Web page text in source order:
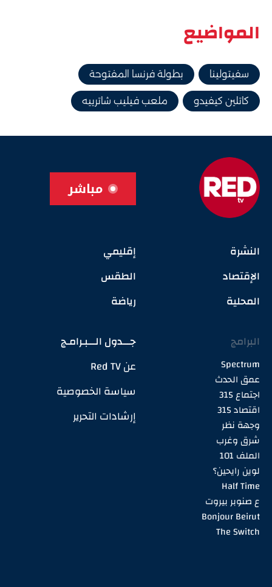
المواضيع
سفيتولينا بطولة فرنسا المفتوحة
كاتلين كيفيدو ملعب فيليب شاترييه
مباشر
النشرة
الإقتصاد
المحلية
إقليمي
الطقس
رياضة
البرامج
Spectrum
عمق الحدث
اجتماع 315
اقتصاد 315
وجهة نظر
شرق وغرب
الملف 101
لوين رايحين؟
Half Time
ع صنوبر بيروت
Bonjour Beirut
The Switch
جـــدول الـــبـرامـج
عن Red TV
سياسة الخصوصية
إرشادات التحرير